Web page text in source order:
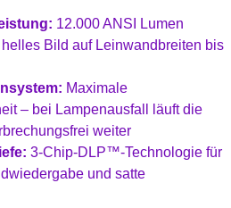
12.000 ANSI Lumen
Bild auf Leinwandbreiten bis
Maximale
– bei Lampenausfall läuft die
weiter
3-Chip-DLP™-Technologie für
und satte